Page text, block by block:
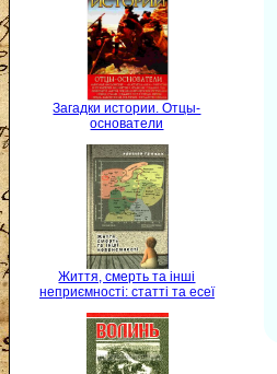
Загадки истории. Отцы-
основатели
Життя, смерть та інші
неприємності: статті та есеї